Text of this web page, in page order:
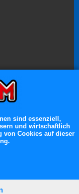
sind essenziell,
und wirtschaftlich
von Cookies auf dieser